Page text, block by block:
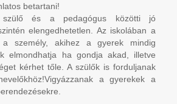
betartani!
és a pedagógus közötti jó
elengedhetetlen. Az iskolában a
a személy, akihez a gyerek mindig
elmondhatja ha gondja akad, illetve
kérhet tőle. A szülők is forduljanak
a gyerekek a